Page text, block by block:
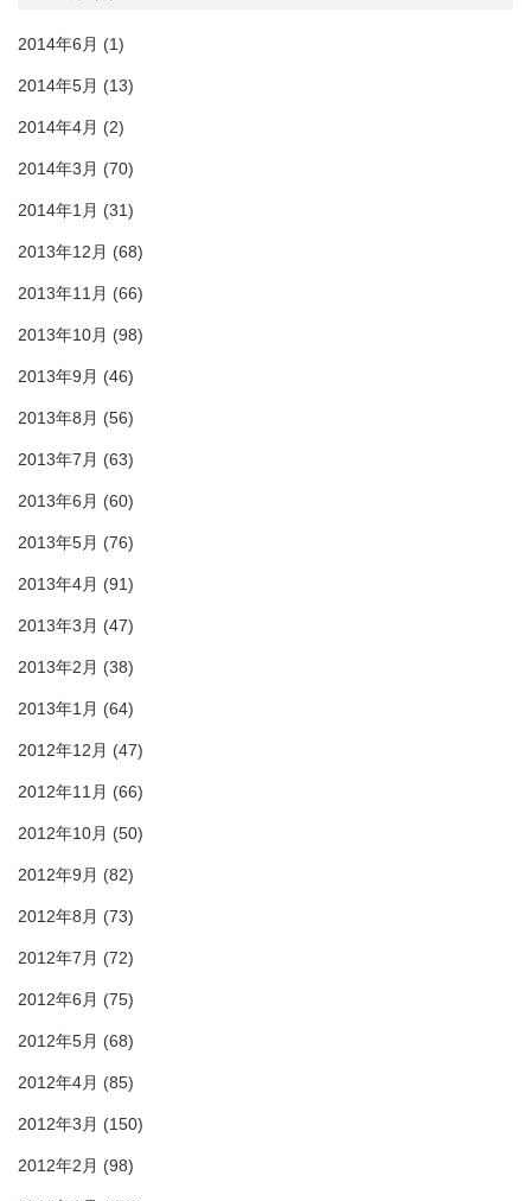
2014年6月 (1)
2014年5月 (13)
2014年4月 (2)
2014年3月 (70)
2014年1月 (31)
2013年12月 (68)
2013年11月 (66)
2013年10月 (98)
2013年9月 (46)
2013年8月 (56)
2013年7月 (63)
2013年6月 (60)
2013年5月 (76)
2013年4月 (91)
2013年3月 (47)
2013年2月 (38)
2013年1月 (64)
2012年12月 (47)
2012年11月 (66)
2012年10月 (50)
2012年9月 (82)
2012年8月 (73)
2012年7月 (72)
2012年6月 (75)
2012年5月 (68)
2012年4月 (85)
2012年3月 (150)
2012年2月 (98)